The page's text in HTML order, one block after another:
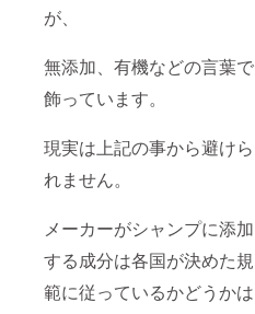
が、
無添加、有機などの言葉で
飾っています。
現実は上記の事から避けら
れません。
メーカーがシャンプに添加
する成分は各国が決めた規
範に従っているかどうかは